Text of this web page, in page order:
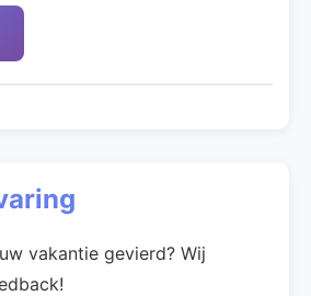
vakantie gevierd? Wij